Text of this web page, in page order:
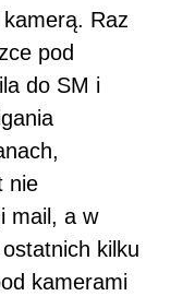
kamerą. Raz
pod
do SM i
nie
mail, a w
ostatnich kilku
kamerami